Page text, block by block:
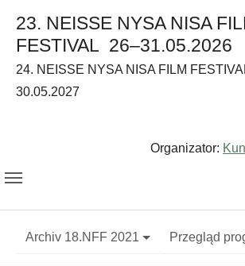
23. NEISSE NYSA NISA
FESTIVAL 26–31.05.2026
24. NEISSE NYSA NISA FILM
30.05.2027
Organizator:
Archiv 18.NFF 2021 Przegląd